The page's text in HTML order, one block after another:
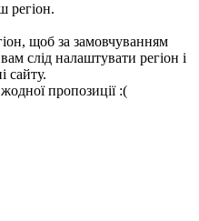
регіон.
щоб за замовчуванням
слід налаштувати регіон і
сайту.
пропозиції :(